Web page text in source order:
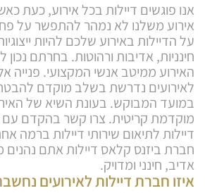
אנו פוגשים דיילות בכל אירוע, כעת
אירוע משלנו לא נמהר להתפשר על
על הדיילות באירוע שלכם להיות
חינניות, אדיבות ורהוטות. בחרתם
האירוע ממיטב אנשי המקצועי. פנייה
לאירועים נדרשת בשלב מוקדם
במועד המבוקש. בעונת השיא של
מוקדמת קריטית. צרו קשר בהקדם
דיילות לתיאום שירותי דיילות ברמה
חברת ביזנס קלאס דיילות אתם נהנים
אדיב, חינני ומדויק.
איזו חברת דיילות לאירועים